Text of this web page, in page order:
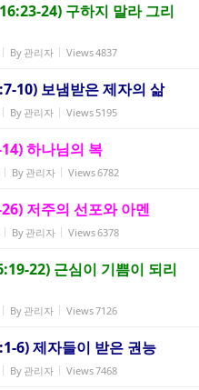
24) 구하지 말라 그리
By 관리자 Views4837
10) 보냄받은 제자의 삶
By 관리자 Views 5195
하나님의 복
By 관리자 Views6782
저주의 선포와 아멘
By 관리자 Views6378
22) 근심이 기쁨이 되리
By 관리자 Views7126
6) 제자들이 받은 권능
By 관리자 Views7468